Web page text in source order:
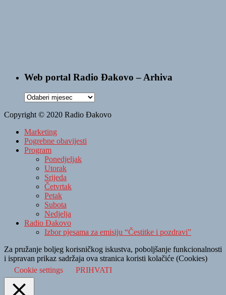
Web portal Radio Đakovo – Arhiva
Web
Radio
–
Arhiva
Copyright © 2020 Radio Đakovo
Marketing
Pogrebne obavijesti
Program
Ponedjeljak
Utorak
Srijeda
Četvrtak
Petak
Subota
Nedjelja
Radio Đakovo
Izbor pjesama za emisiju “Čestitke i pozdravi”
Za pružanje boljeg korisničkog iskustva, poboljšanje funkcionalnosti
i ispravan prikaz sadržaja ova stranica koristi kolačiće (Cookies)
Cookie settings
PRIHVATI